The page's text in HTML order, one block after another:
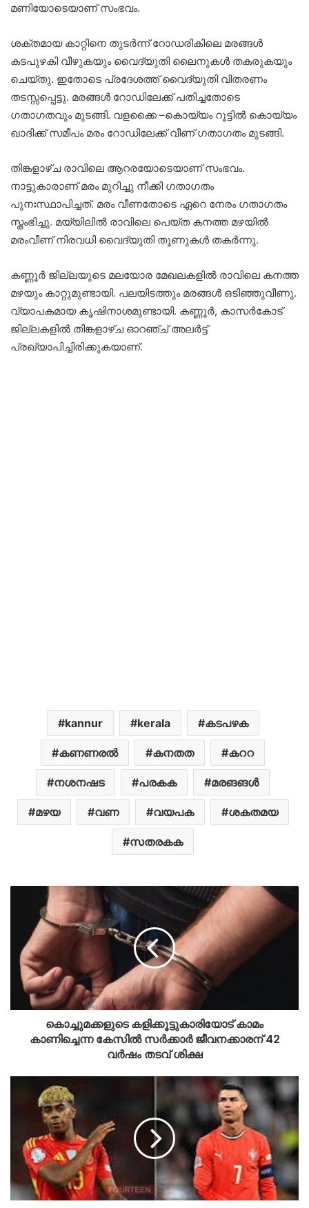
മണിയോടെയാണ് സംഭവം.
ശക്തമായ കാറ്റിനെ തുടർന്ന് റോഡരികിലെ മരങ്ങൾ
കടപുഴകി വീഴുകയും വൈദ്യുതി ലൈനുകൾ തകരുകയും
ചെയ്തു. ഇതോടെ പ്രദേശത്ത് വൈദ്യുതി വിതരണം
തടസ്സപ്പെട്ടു. മരങ്ങൾ റോഡിലേക്ക് പതിച്ചതോടെ
ഗതാഗതവും മുടങ്ങി. വളക്കൈ –കൊയ്യം റൂട്ടിൽ കൊയ്യം
ഖാദിക്ക് സമീപം മരം റോഡിലേക്ക് വീണ് ഗതാഗതം മുടങ്ങി.
തിങ്കളാഴ്ച രാവിലെ ആറരയോടെയാണ് സംഭവം.
നാട്ടുകാരാണ് മരം മുറിച്ചു നീക്കി ഗതാഗതം
പുനഃസ്ഥാപിച്ചത്. മരം വീണതോടെ ഏറെ നേരം ഗതാഗതം
സ്തംഭിച്ചു. മയ്യിലിൽ രാവിലെ പെയ്ത കനത്ത മഴയിൽ
മരംവീണ് നിരവധി വൈദ്യുതി തൂണുകൾ തകർന്നു.
കണ്ണൂർ ജില്ലയുടെ മലയോര മേഖലകളിൽ രാവിലെ കനത്ത
മഴയും കാറ്റുമുണ്ടായി. പലയിടത്തും മരങ്ങൾ ഒടിഞ്ഞുവീണു.
വ്യാപകമായ കൃഷിനാശമുണ്ടായി. കണ്ണൂർ, കാസർകോട്
ജില്ലകളിൽ തിങ്കളാഴ്ച ഓറഞ്ച് അലർട്ട്
പ്രഖ്യാപിച്ചിരിക്കുകയാണ്.
kannur kerala കടപഴക
കണണരൽ കനതത കററ
നശനഷട പരകക മരങങൾ
മഴയ വണ വയപക ശകതമയ
സതരകക
കൊച്ചുമക്കളുടെ കളിക്കൂട്ടുകാരിയോട് കാമം
കാണിച്ചെന്ന കേസിൽ സർക്കാർ ജീവനക്കാരന് 42
വർഷം തടവ് ശിക്ഷ